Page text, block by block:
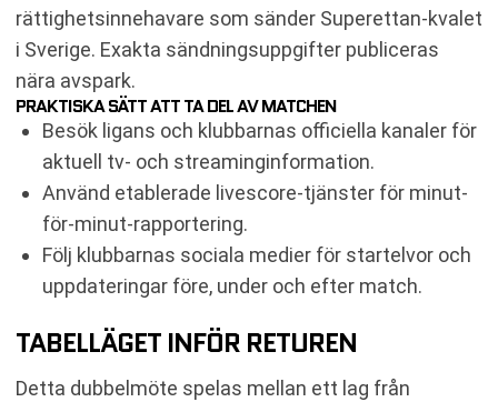
rättighetsinnehavare som sänder Superettan-kvalet
i Sverige. Exakta sändningsuppgifter publiceras
nära avspark.
PRAKTISKA SÄTT ATT TA DEL AV MATCHEN
Besök ligans och klubbarnas officiella kanaler för
aktuell tv- och streaminginformation.
Använd etablerade livescore-tjänster för minut-
för-minut-rapportering.
Följ klubbarnas sociala medier för startelvor och
uppdateringar före, under och efter match.
TABELLÄGET INFÖR RETUREN
Detta dubbelmöte spelas mellan ett lag från